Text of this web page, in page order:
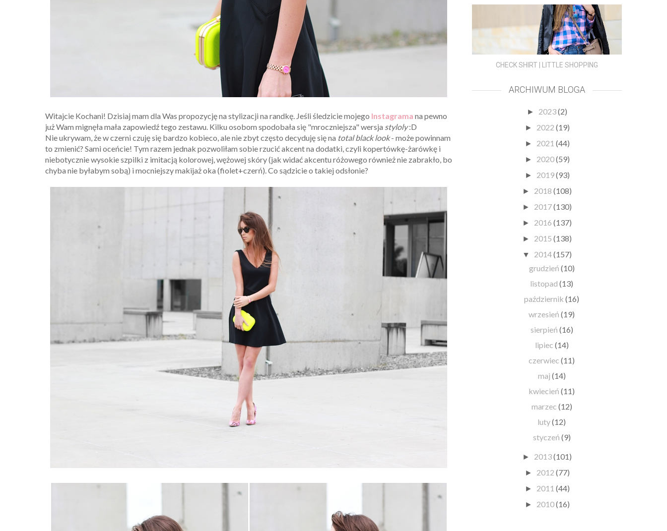
Witajcie Kochani! Dzisiaj mam dla Was propozycję na stylizacji na randkę. Jeśli śledzicie mojego Instagrama na pewno
już Wam mignęła mała zapowiedź tego zestawu. Kilku osobom spodobała się "mroczniejsza" wersja styloly:D
Nie ukrywam, że w czerni czuję się bardzo kobieco, ale nie zbyt często decyduję się na total black look- może powinnam
to zmienić? Sami oceńcie! Tym razem jednak pozwoliłam sobie rzucić akcent na dodatki, czyli kopertówkę-żarówkę i
niebotycznie wysokie szpilki z imitacją kolorowej, wężowej skóry (jak widać akcentu różowego również nie zabrakło, bo
chyba nie byłabym sobą) i mocniejszy makijaż oka (fiolet+czerń). Co sądzicie o takiej odsłonie?
CHECK SHIRT | LITTLE SHOPPING
ARCHIWUM BLOGA
► 2023(2)
► 2022 (19)
► 2021 (44)
► 2020(59)
► 2019(93)
► 2018 (108)
► 2017(130)
► 2016 (137)
► 2015 (138)
▼ 2014(157)
grudzień (10)
listopad(13)
październik(16)
wrzesień(19)
sierpień (16)
lipiec (14)
czerwiec(11)
maj (14)
kwiecień(11)
marzec (12)
luty(12)
styczeń (9)
► 2013(101)
► 2012 (77)
► 2011 (44)
► 2010(16)